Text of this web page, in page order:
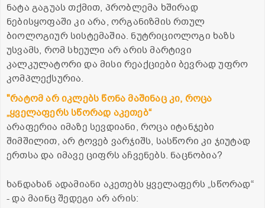
ნატა გაგუას თქმით, პრობლემა ხშირად
ნებისყოფაში კი არა, ორგანიზმის რთულ
ბიოლოგიურ სისტემაშია. ნუტრიციოლოგი ხაზს
უსვამს, რომ სხეული არ არის მარტივი
კალკულატორი და მისი რეაქციები ბევრად უფრო
კომპლექსურია.
"რატომ არ იკლებს წონა მაშინაც კი, როცა
„ყველაფერს სწორად აკეთებ“
არაფერია იმაზე სევდიანი, როცა იტანჯები
შიმშილით, არ ტოვებ ვარჯიშს, სასწორი კი ჯიუტად
ერთსა და იმავე ციფრს აჩვენებს. ნაცნობია?
ხანდახან ადამიანი აკეთებს ყველაფერს „სწორად“
- და მაინც შედეგი არ არის: